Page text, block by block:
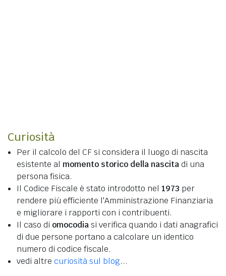
Curiosità
Per il calcolo del CF si considera il luogo di nascita
esistente al momento storico della nascitadi una
persona fisica.
Il Codice Fiscale è stato introdotto nel 1973 per
rendere più efficiente l'Amministrazione Finanziaria
e migliorare i rapporti con i contribuenti.
Il caso di omocodiasi verifica quando i dati anagrafici
di due persone portano a calcolare un identico
numero di codice fiscale.
vedi altre curiosità sul blog...